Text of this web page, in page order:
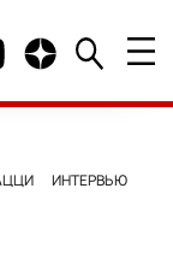
HELLO
HELLO
Канал HELLO в
ИНТЕРВЬЮ